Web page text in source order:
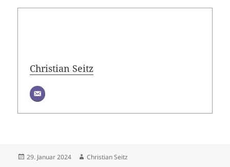
Christian Seitz
Veröffentlicht
29. Januar 2024 Autor
Christian Seitz